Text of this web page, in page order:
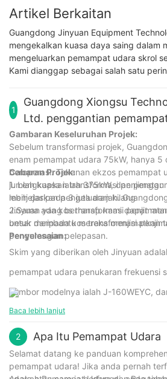
Artikel Berkaitan
Guangdong Jinyuan Equipment
mengekalkan kuasa daya saing dalam
mengeluarkan pemampat udara skrol
Kami dianggap sebagai salah satu
1
Guangdong Xiongsu
Ltd. penggantian
tenaga
Gambaran Keseluruhan Projek:
Sebelum transformasi projek,
enam pemampat udara 75kW, hanya 5
beroperasi. Tekanan ekzos pemampat
jumlah kuasa ialah 375kW, dan
lebih daripada 3 juta darjah.
Jinyuan yang berharap kami dapat
untuk membantu mereka menjimatkan
pengurangan pelepasan.
Cabaran Projek:
1. Lengkapkan transformasi
menjejaskan pengeluaran kilang
2.Sama ada kos transformasi
besar daripada kos transformasi
Penyelesaian:
Skim yang diberikan oleh Jinyuan
pemampat udara penukaran frekuensi
nombor modelnya ialah J-160WEYC,
merupakan produk kecekapan tenaga
Selepas penggantian produk,
bawah tekanan ekzos yang sama
61kW, penggunaan kuasa tahunan
Baca lebih lanjut
2 Apa Itu Pemampat Udara
Selamat datang ke panduan
pemampat udara! Jika anda pernah